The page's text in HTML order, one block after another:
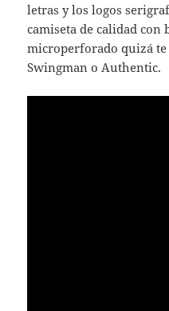
letras y los logos
camiseta de calidad con
microperforado quizá te
Swingman o Authentic.